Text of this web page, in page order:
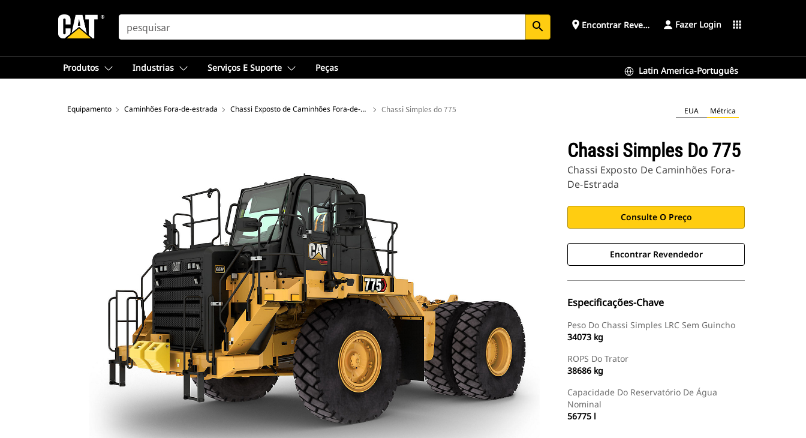
SEARCH search place Encontrar Revendedor Fazer Login apps
Produtos Industrias Serviços E Suporte Peças Latin America-Português
Equipamento Caminhões Fora-de-estrada Chassi Exposto de Caminhões Fora-de-Estrada Chassi Simples do 775 EUA Métrica
Chassi Simples Do 775
Chassi Exposto De Caminhões Fora-
De-Estrada
Consulte O Preço
Encontrar Revendedor
Especificações-Chave
Peso Do Chassi Simples LRC Sem Guincho
34073 kg
ROPS Do Trator
38686 kg
Capacidade Do Reservatório De Água
Nominal
56775 l